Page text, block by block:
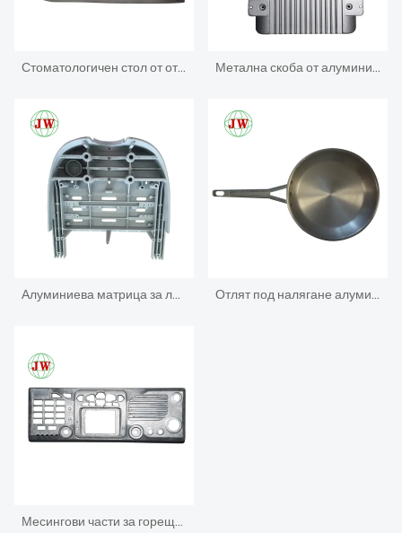
Стоматологичен стол от отлято под налягане алуминий Метална скоба от алуминий под налягане
Алуминиева матрица за леене под налягане за част от зъболекарски модул Отлят под налягане алуминиев корпус за желязна кутия за електроника
Месингови части за горещо коване. Инвестиция. ЦПУ обработка. Леене под налягане